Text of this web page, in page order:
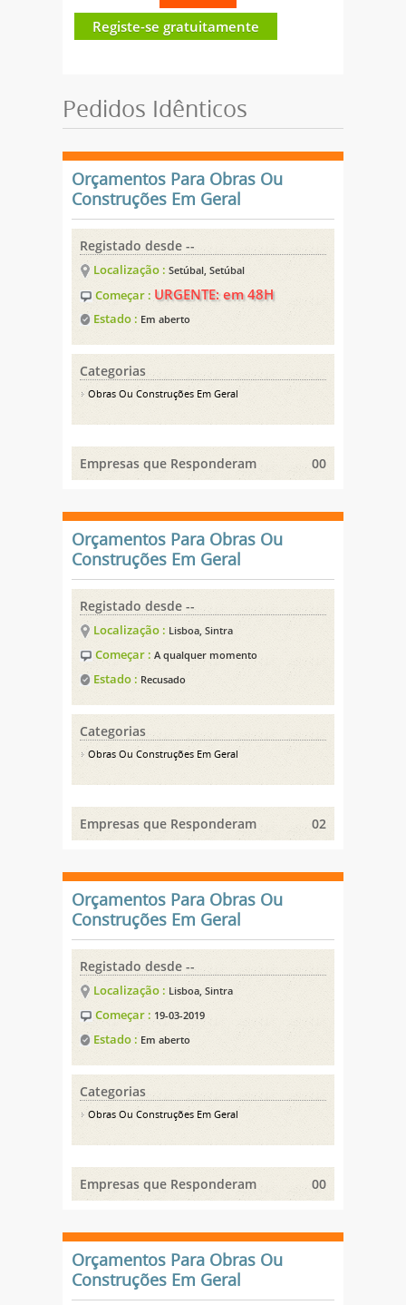
Registe-se gratuitamente
Pedidos Idênticos
Orçamentos Para Obras Ou
Construções Em Geral
Registado desde --
Localização : Setúbal, Setúbal
Começar : URGENTE: em 48H
Estado : Em aberto
Categorias
Obras Ou Construções Em Geral
Empresas que Responderam 00
Orçamentos Para Obras Ou
Construções Em Geral
Registado desde --
Localização : Lisboa, Sintra
Começar : A qualquer momento
Estado : Recusado
Categorias
Obras Ou Construções Em Geral
Empresas que Responderam 02
Orçamentos Para Obras Ou
Construções Em Geral
Registado desde --
Localização : Lisboa, Sintra
Começar : 19-03-2019
Estado : Em aberto
Categorias
Obras Ou Construções Em Geral
Empresas que Responderam 00
Orçamentos Para Obras Ou
Construções Em Geral